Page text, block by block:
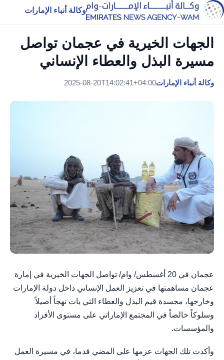
وكالة أنباء الإمارات
الجهات الخيرية في عجمان تواصل
مسيرة البذل والعطاء الإنساني
وكالة أنباء الإمارات2025-08-20T14:02:41+04:00
عجمان في 20 أغسطس/ وام/ تواصل الجهات الخيرية في إمارة
عجمان مساهمتها في تعزيز العمل الإنساني داخل دولة الإمارات
وخارجها، مجسدة قيم البذل والعطاء التي بات نهجاً أصيلاً
وسلوكاً خالصاً في المجتمع الإماراتي على مستوى الأفراد
والمؤسسات.
وأكدت تلك الجهات عزمها على المضي قدما، في مسيرة العمل